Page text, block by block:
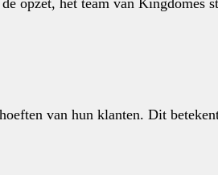
van hun klanten. Dit